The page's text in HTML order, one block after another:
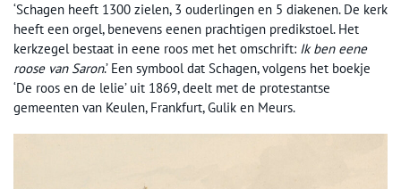
‘Schagen heeft 1300 zielen, 3 ouderlingen en 5 diakenen. De kerk
heeft een orgel, benevens eenen prachtigen predikstoel. Het
kerkzegel bestaat in eene roos met het omschrift: Ik ben eene
roose van Saron.’ Een symbool dat Schagen, volgens het boekje
‘De roos en de lelie’ uit 1869, deelt met de protestantse
gemeenten van Keulen, Frankfurt, Gulik en Meurs.